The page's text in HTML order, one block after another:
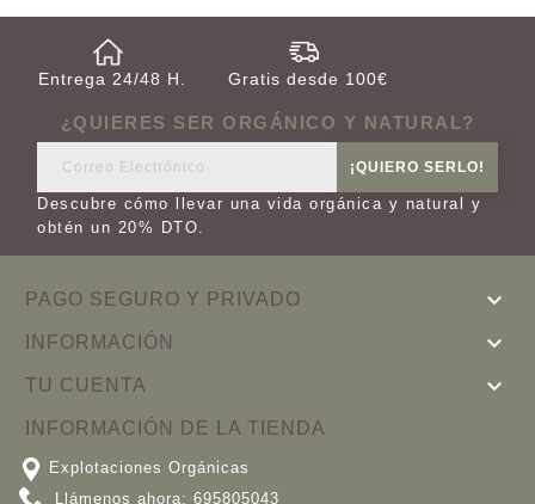
Entrega 24/48 H. Gratis desde 100€
¿QUIERES SER ORGÁNICO Y NATURAL?
Descubre cómo llevar una vida orgánica y natural y
obtén un 20% DTO.
PAGO SEGURO Y PRIVADO 
INFORMACIÓN 
TU CUENTA 
INFORMACIÓN DE LA TIENDA
Explotaciones Orgánicas
Llámenos ahora:695805043